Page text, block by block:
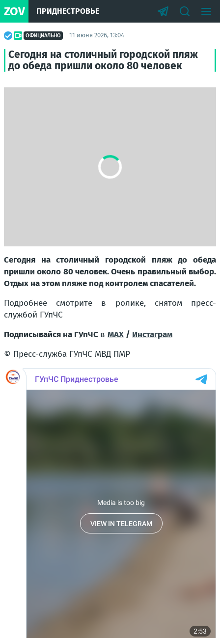
ZOV ПРИДНЕСТРОВЬЕ
ОФИЦИАЛЬНО 11 июня 2026, 13:04
Сегодня на столичный городской пляж
до обеда пришли около 80 человек
Сегодня на столичный городской пляж до обеда
пришли около 80 человек. Очень правильный выбор.
Отдых на этом пляже под контролем спасателей.
Подробнее смотрите в ролике, снятом пресс-
службой ГУпЧС
Подписывайся на ГУпЧС в MAX / Инстаграм
© Пресс-служба ГУпЧС МВД ПМР